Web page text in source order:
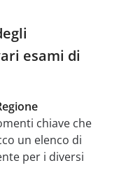
esami di
chiave che
un elenco di
per i diversi